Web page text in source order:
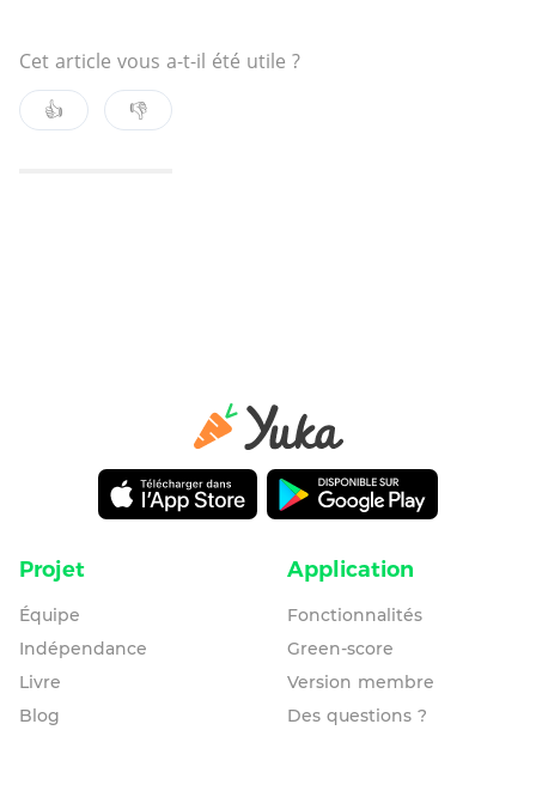
Cet article vous a-t-il été utile ?
👍
👎
Projet
Équipe
Indépendance
Livre
Blog
Application
Fonctionnalités
Green-score
Version membre
Des questions ?